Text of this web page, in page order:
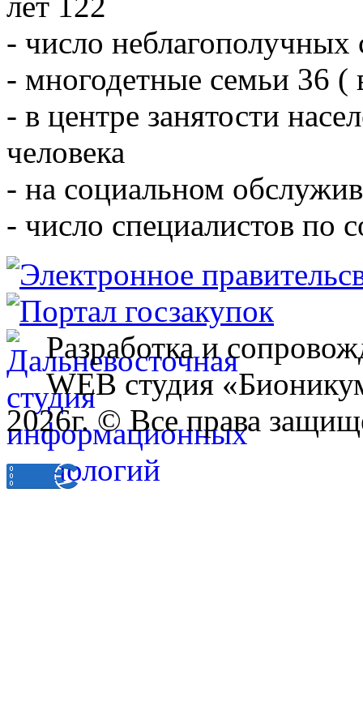
- число
- многодетные семьи 36 (
- в центре занятости
человека
- на социальном
- число специалистов по
Разработка и
WEB студия
2026г. © Все права